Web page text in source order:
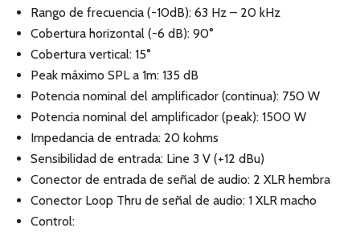
Rango de frecuencia (-10dB): 63 Hz – 20 kHz
Cobertura horizontal (-6 dB): 90°
Cobertura vertical: 15°
Peak máximo SPL a 1m: 135 dB
Potencia nominal del amplificador (continua): 750 W
Potencia nominal del amplificador (peak): 1500 W
Impedancia de entrada: 20 kohms
Sensibilidad de entrada: Line 3 V (+12 dBu)
Conector de entrada de señal de audio: 2 XLR hembra
Conector Loop Thru de señal de audio: 1 XLR macho
Control: